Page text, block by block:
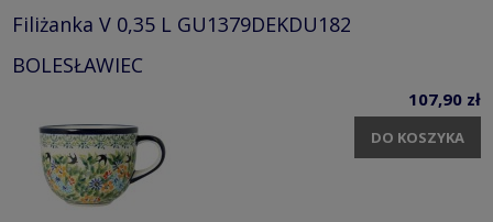
Filiżanka V 0,35 L GU1379DEKDU182
BOLESŁAWIEC
107,90 zł
DO KOSZYKA